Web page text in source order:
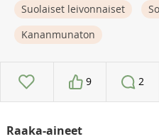
Suolaiset leivonnaiset
Kananmunaton
9 2
Raaka-aineet